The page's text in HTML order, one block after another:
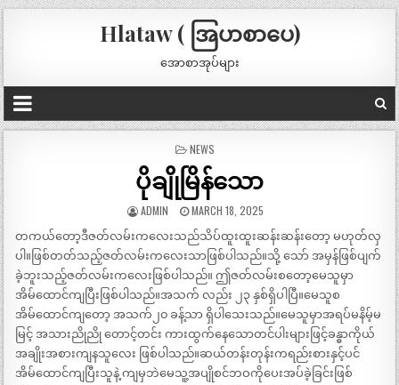
Hlataw ( အြပာစာပေ)
အောစာအုပ်များ
POSTED
IN
NEWS
ပိုချိုမြိန်သော
ADMIN MARCH 18, 2025
တကယ်တော့ဒီဇတ်လမ်းကလေးသည်သိပ်ထူးထူးဆန်းဆန်းတော့ မဟုတ်လှ
ပါ။ဖြစ်တတ်သည့်ဇတ်လမ်းကလေးသာဖြစ်ပါသည်။သို့ သော် အမှန်ဖြစ်ပျက်
ခဲ့ဘူးသည့်ဇတ်လမ်းကလေးဖြစ်ပါသည်။ ဤဇတ်လမ်းစတော့မေသူမှာ
အိမ်ထောင်ကျပြီးဖြစ်ပါသည်။အသက် လည်း ၂၃ နှစ်ရှိပါပြီ။မေသူစ
အိမ်ထောင်ကျတော့ အသက်၂၀ ခန့်သာ ရှိပါသေးသည်။မေသူမှာအရပ်မနိမ့်မ
မြင့် အသားညိုညို တောင့်တင်း ကားထွက်နေသောတင်ပါးများဖြင့်ခန္ဓာကိုယ်
အချိုးအစားကျနသူလေး ဖြစ်ပါသည်။ဆယ်တန်းတုန်းကရည်းစားနှင့်ပင်
အိမ်ထောင်ကျပြီးသူနဲ့ ကျမှဘဲမေသူ့အပျိုစင်ဘဝကိုပေးအပ်ခဲ့ခြင်းဖြစ်